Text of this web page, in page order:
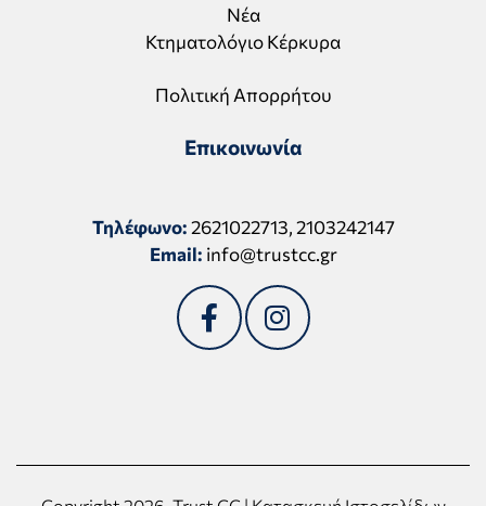
Νέα
Κτηματολόγιο Κέρκυρα
Πολιτική Απορρήτου
Επικοινωνία
Τηλέφωνο:2621022713,2103242147
Email: info@trustcc.gr